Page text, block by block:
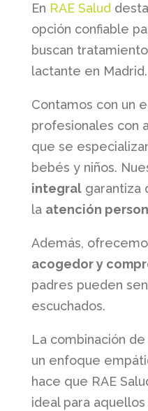
En RAE Salud
opción confiable
buscan
lactante en Madrid.
Contamos con un
profesionales con
que se
bebés y niños.
integralgarantiza
la atención
Además,
acogedor y
padres pueden
escuchados.
La combinación
un enfoque
hace que RAE
ideal para